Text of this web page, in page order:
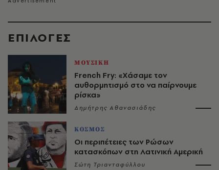
EΠΙΛΟΓΈΣ
ΜΟΥΣΙΚΗ
French Fry: «Χάσαμε τον
αυθορμητισμό στο να παίρνουμε
ρίσκα»
Δημήτρης Αθανασιάδης
ΚΟΣΜΟΣ
Οι περιπέτειες των Ρώσων
κατασκόπων στη Λατινική Αμερική
Σώτη Τριανταφύλλου